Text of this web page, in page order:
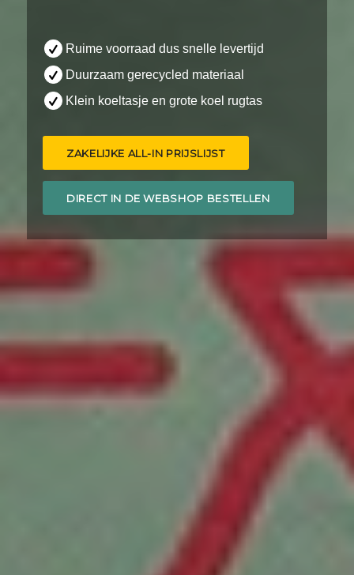
Ruime voorraad dus snelle levertijd
Duurzaam gerecycled materiaal
Klein koeltasje en grote koel rugtas
ZAKELIJKE ALL-IN PRIJSLIJST
DIRECT IN DE WEBSHOP BESTELLEN